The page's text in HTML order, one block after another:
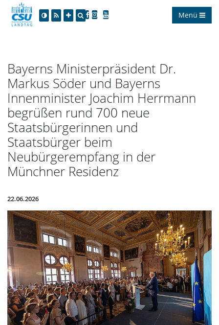
Menü
Bayerns Ministerpräsident Dr.
Markus Söder und Bayerns
Innenminister Joachim Herrmann
begrüßen rund 700 neue
Staatsbürgerinnen und
Staatsbürger beim
Neubürgerempfang in der
Münchner Residenz
22.06.2026